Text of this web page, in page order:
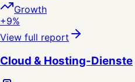
Growth
+9%
View full report
Cloud & Hosting-Dienste